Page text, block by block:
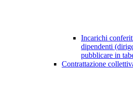
Incarichi
dipendenti
pubblicare in
Contrattazione